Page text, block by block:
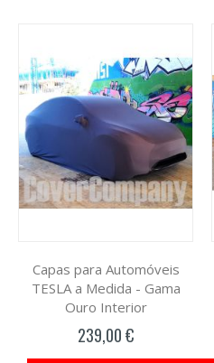
Capas para Automóveis
TESLA a Medida - Gama
Ouro Interior
239,00 €